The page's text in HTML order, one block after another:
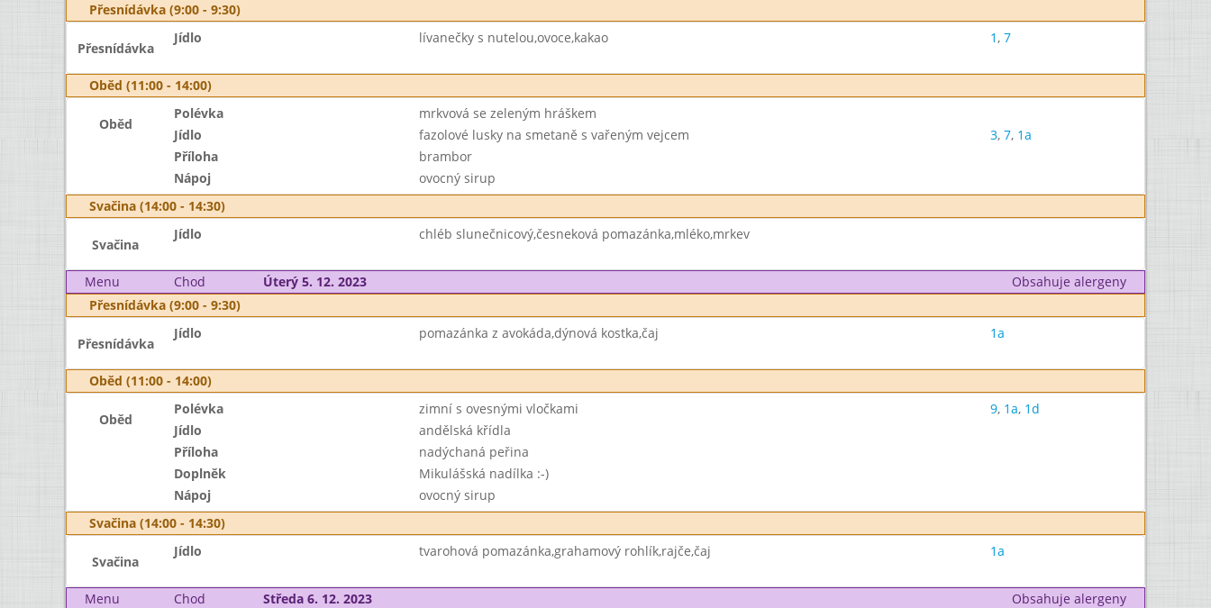
Přesnídávka (9:00 - 9:30)
Přesnídávka
Jídlo lívanečky s nutelou,ovoce,kakao 1, 7
Oběd (11:00 - 14:00)
Oběd
Polévka
mrkvová se zeleným hráškem
Jídlo
fazolové lusky na smetaně s vařeným vejcem 3, 7, 1a
Příloha
brambor
Nápoj
ovocný sirup
Svačina (14:00 - 14:30)
Svačina
Jídlo chléb slunečnicový,česneková pomazánka,mléko,mrkev
Menu Chod Úterý 5. 12. 2023
Obsahuje alergeny
Přesnídávka (9:00 - 9:30)
Přesnídávka
Jídlo pomazánka z avokáda,dýnová kostka,čaj 1a
Oběd (11:00 - 14:00)
Oběd
Polévka zimní s ovesnými vločkami 9, 1a, 1d
Jídlo
andělská křídla
Příloha
nadýchaná peřina
Doplněk
Mikulášská nadílka :-)
Nápoj
ovocný sirup
Svačina (14:00 - 14:30)
Svačina
Jídlo tvarohová pomazánka,grahamový rohlík,rajče,čaj 1a
Menu Chod Středa 6. 12. 2023
Obsahuje alergeny